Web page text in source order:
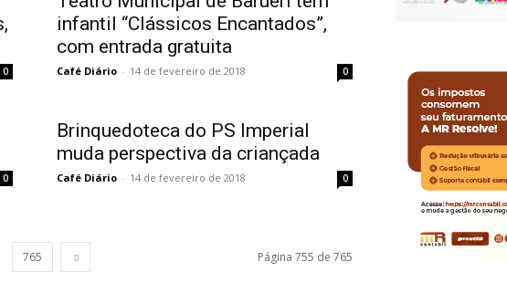
0
infantil “Clássicos Encantados”,
com entrada gratuita
Café Diário - 14 de fevereiro de 2018 0
0
Brinquedoteca do PS Imperial
muda perspectiva da criançada
Café Diário - 14 de fevereiro de 2018 0
765 Página 755 de 765